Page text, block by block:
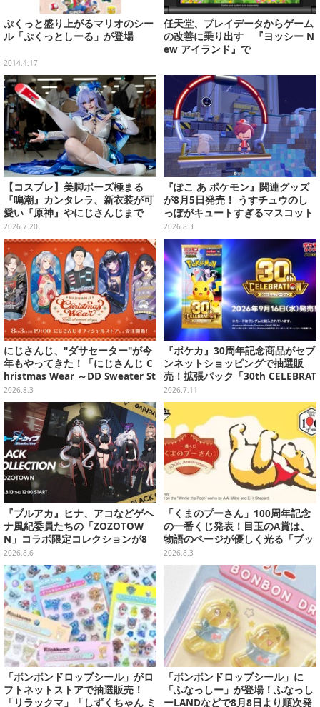
ぷくっと盛り上がるマリオのシー
ル「ぷくっとしーる」が登場
2014.4.17
任天堂、プレイデータからゲーム
の改善に乗り出す 『ヨッシー N
ew アイランド』で
【コスプレ】美脚ポーズ極まる
『鳴潮』カンタレラ、新衣装が可
愛い『原神』やにじさんじまで
「アコスタ池袋」美麗レイヤー11
選【写真50枚】
2026.7.20
『ぽこ あ ポケモン』関連グッズ
が8月5日発売！ うすチュウのし
っぽがキュートすぎるマスコット
など、まとめてご紹介
2026.8.3
にじさんじ、"ダサセーター"が今
年もやってきた！「にじさんじ C
hristmas Wear ～DD Sweater St
yle～」グッズが受注販売へ―狂
蘭メロコも「何からツッコめばい
い」と困惑
2026.8.3
『ポケカ』30周年記念商品がセブ
ンネットショッピングで抽選販
売！拡張パック「30th CELEBRAT
ION」と「エーフィ・ブラッキー
セット」が対象
2026.7.11
『ブルアカ』ヒナ、アコなどゲヘ
ナ風紀委員たちの「ZOZOTOW
N」コラボ限定コレクションが8
月13日より販売開始
2026.8.6
「くまのプーさん」100周年記念
の一番くじ発表！目玉のA賞は、
物語のページが優しく光る「ブッ
クシェイプドライト」
2026.8.3
「ボンボンドロップシール」がロ
フトネットストアで抽選販売！
「リラックマ」「しずくちゃん ミ
「ボンボンドロップシール」に
「ふなっしー」が登場！ふなっし
ーLANDなどで8月8日より順次発